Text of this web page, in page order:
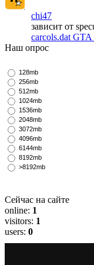
chi47
зависит от
carcols.dat GTA
Наш опрос
128mb
256mb
512mb
1024mb
1536mb
2048mb
3072mb
4096mb
6144mb
8192mb
>8192mb
Сейчас на сайте
online: 1
visitors: 1
users: 0